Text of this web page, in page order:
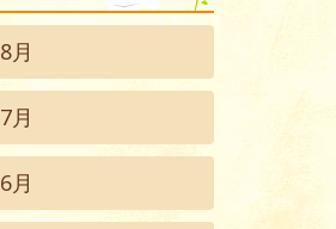
月
月
月